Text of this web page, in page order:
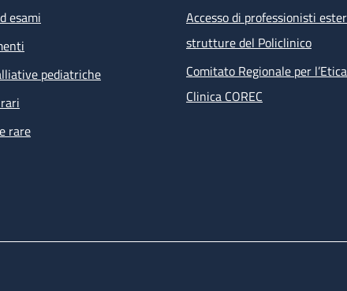
esami
pediatriche
rare
Accesso di professionisti
strutture del Policlinico
Comitato Regionale per
Clinica COREC